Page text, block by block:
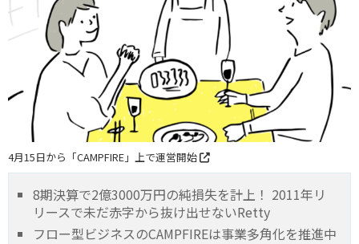
4月15日から「CAMPFIRE」上で運営開始
8期決算で2億3000万円の純損失を計上！ 2011年リ
リースで未だ赤字から抜け出せないRetty
フロー型ビジネスのCAMPFIREは事業多角化を推進中